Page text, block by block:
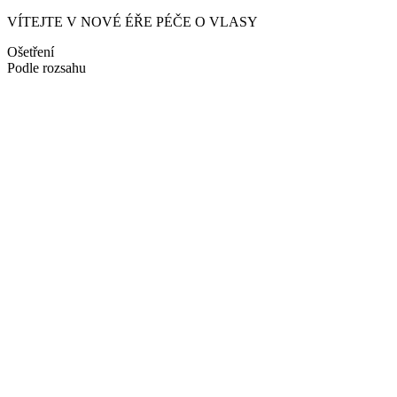
VÍTEJTE V NOVÉ ÉŘE PÉČE O VLASY
Ošetření
Podle rozsahu